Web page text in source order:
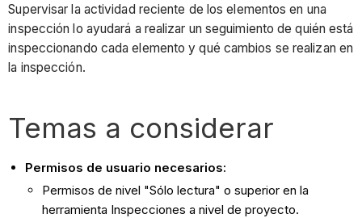
Supervisar la actividad reciente de los elementos en una
inspección lo ayudará a realizar un seguimiento de quién está
inspeccionando cada elemento y qué cambios se realizan en
la inspección.
Temas a considerar
Permisos de usuario necesarios:
Permisos de nivel "Sólo lectura" o superior en la
herramienta Inspecciones a nivel de proyecto.